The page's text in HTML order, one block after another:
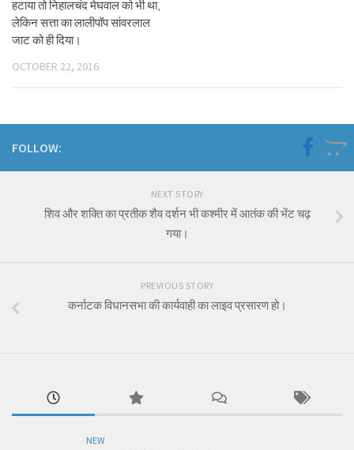
हटाया तो निहालचंद मेघवाल को भी था,
लेकिन सत्ता का लालीपॉप सांवरलाल
जाट को ही दिया।
OCTOBER 22, 2016
FOLLOW:
NEXT STORY
शिव और शक्ति का प्रतीक शैव दर्शन भी कश्मीर में आतंक की भेंट चढ़
गया।
PREVIOUS STORY
कर्नाटक विधानसभा की कार्यवाही का लाइव प्रसारण हो।
NEW